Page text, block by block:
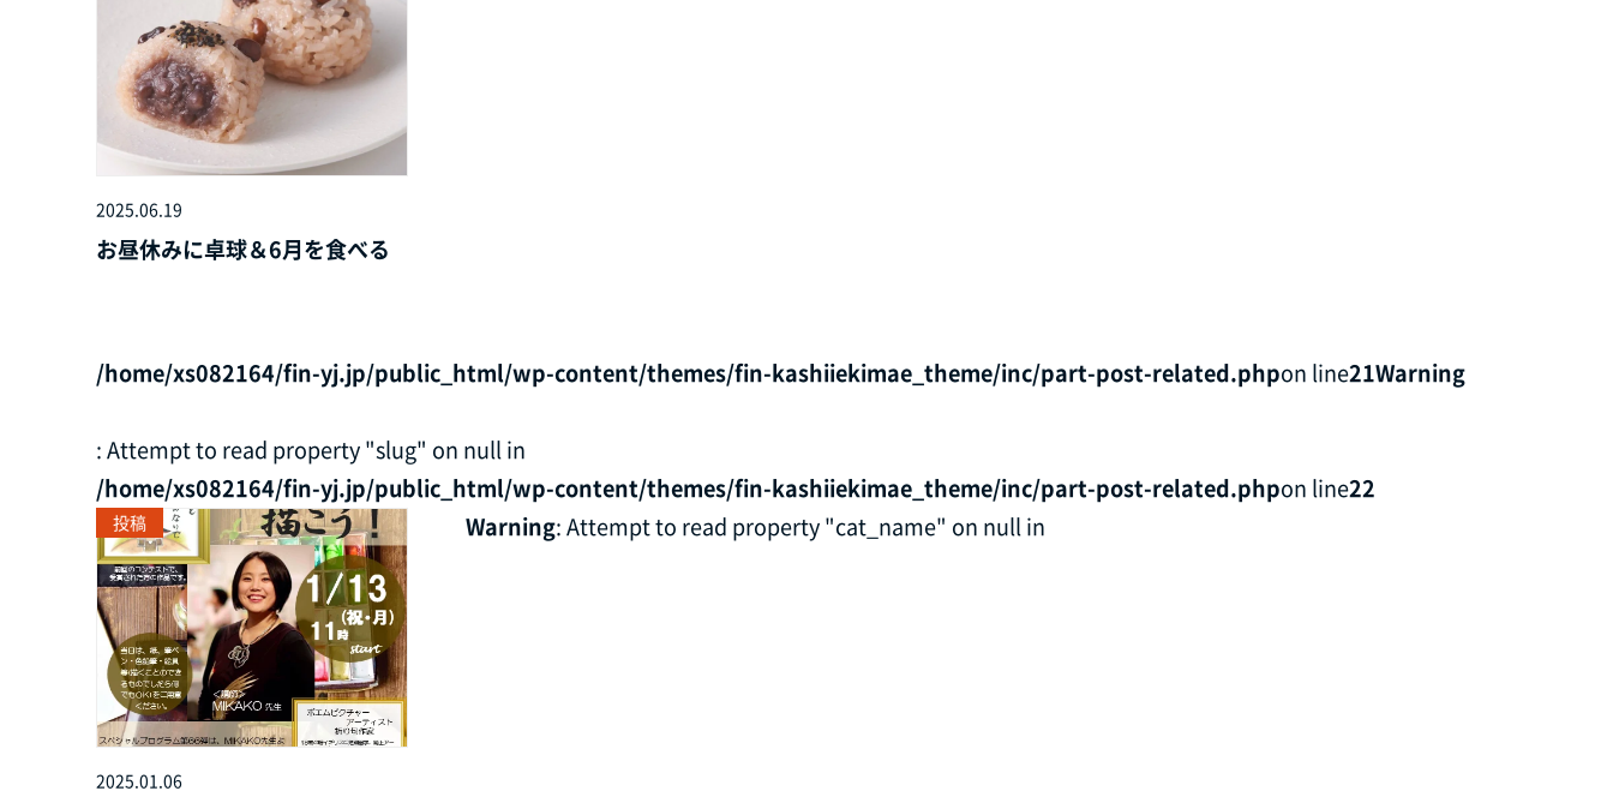
2025.06.19
お昼休みに卓球＆6月を食べる
/home/xs082164/fin-yj.jp/public_html/wp-content/themes/fin-kashiiekimae_theme/inc/part-post-related.phpon line21Warning
: Attempt to read property "slug" on null in
/home/xs082164/fin-yj.jp/public_html/wp-content/themes/fin-kashiiekimae_theme/inc/part-post-related.phpon line22
投稿
2025.01.06
Warning: Attempt to read property "cat_name" on null in